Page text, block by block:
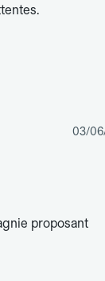
03/
proposant